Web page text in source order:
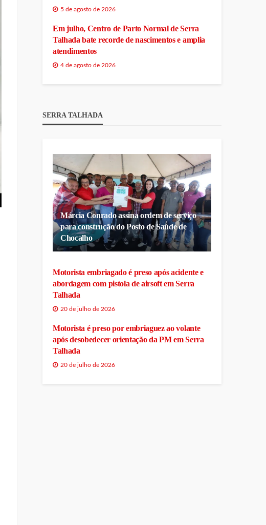
5 de agosto de 2026
Em julho, Centro de Parto Normal de Serra
Talhada bate recorde de nascimentos e amplia
atendimentos
4 de agosto de 2026
SERRA TALHADA
Márcia Conrado assina ordem de serviço
para construção do Posto de Saúde de
Chocalho
Motorista embriagado é preso após acidente e
abordagem com pistola de airsoft em Serra
Talhada
20 de julho de 2026
Motorista é preso por embriaguez ao volante
após desobedecer orientação da PM em Serra
Talhada
20 de julho de 2026